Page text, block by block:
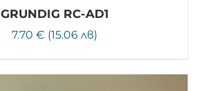
GRUNDIG RC-AD1
7.70 € (15.06 лв)